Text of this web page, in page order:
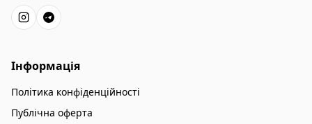
Інформація
Політика конфіденційності
Публічна оферта